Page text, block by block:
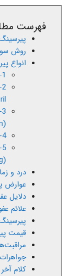
فهرست
روش
انواع
1- پیرسینگ پره‌ی بینی (Nostril)
(Septum)
4- پیرسینگ پل بینی (Bridge)
(Nasallang)
درد و
عوارض
دلایل
علائم
قیمت
کلام آخر